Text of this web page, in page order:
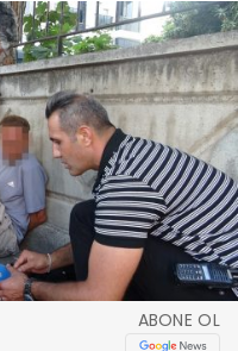
ABONE OL